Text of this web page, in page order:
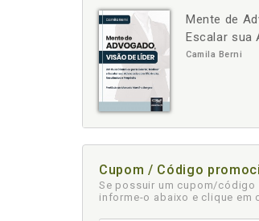
Mente de
Escalar sua
Camila Berni
Cupom / Código
Se possuir um cupom/código
informe-o abaixo e clique em